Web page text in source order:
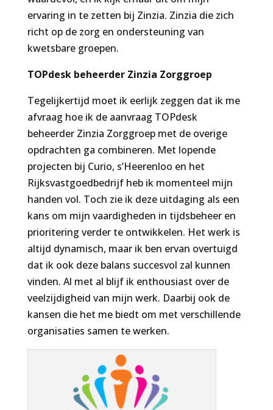
ervaring in te zetten bij Zinzia. Zinzia die zich
richt op de zorg en ondersteuning van
kwetsbare groepen.
TOPdesk beheerder Zinzia Zorggroep
Tegelijkertijd moet ik eerlijk zeggen dat ik me
afvraag hoe ik de aanvraag TOPdesk
beheerder Zinzia Zorggroep met de overige
opdrachten ga combineren. Met lopende
projecten bij Curio, s’Heerenloo en het
Rijksvastgoedbedrijf heb ik momenteel mijn
handen vol. Toch zie ik deze uitdaging als een
kans om mijn vaardigheden in tijdsbeheer en
prioritering verder te ontwikkelen. Het werk is
altijd dynamisch, maar ik ben ervan overtuigd
dat ik ook deze balans succesvol zal kunnen
vinden. Al met al blijf ik enthousiast over de
veelzijdigheid van mijn werk. Daarbij ook de
kansen die het me biedt om met verschillende
organisaties samen te werken.